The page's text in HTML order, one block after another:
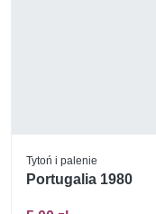
Tytoń i palenie
Portugalia 1980